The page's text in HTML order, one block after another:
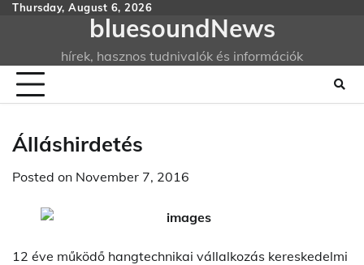
SkipThursday, August 6, 2026
bluesoundNews
hírek, hasznos tudnivalók és információk
Álláshirdetés
Posted on November 7, 2016
12 éve működő hangtechnikai vállalkozás kereskedelmi